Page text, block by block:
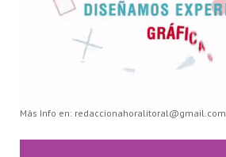
Más Info en: redaccionahoralitoral@gmail.com